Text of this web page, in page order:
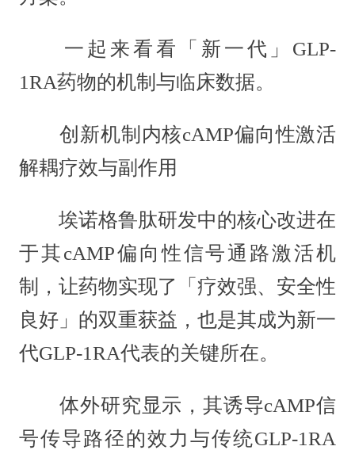
一起来看看「新一代」GLP-
1RA药物的机制与临床数据。
创新机制内核cAMP偏向性激活
解耦疗效与副作用
埃诺格鲁肽研发中的核心改进在
于其cAMP偏向性信号通路激活机
制，让药物实现了「疗效强、安全性
良好」的双重获益，也是其成为新一
代GLP-1RA代表的关键所在。
体外研究显示，其诱导cAMP信
号传导路径的效力与传统GLP-1RA